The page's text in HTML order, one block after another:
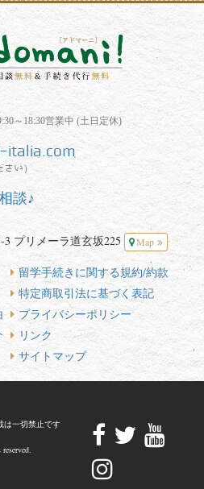
～18:30営業中 (土日定休)
italia.com
い）
談♪
プリメーラ道玄坂225
Map
留学手続きに関する規約/約款
特定商取引法に基づく表記
プライバシーポリシー
リンク
サイトマップ
は一切禁止です